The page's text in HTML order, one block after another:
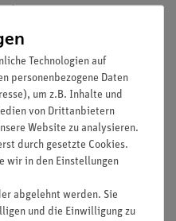
E 10
ab 300,- €
Technologien auf
personenbezogene Daten
um z.B. Inhalte und
von Drittanbietern
Website zu analysieren.
durch gesetzte Cookies.
wir in den Einstellungen
abgelehnt werden. Sie
und die Einwilligung zu